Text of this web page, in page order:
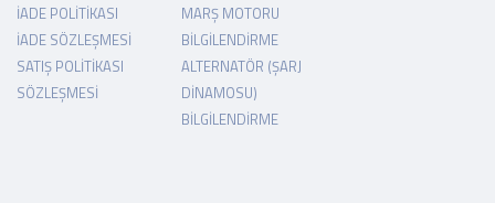
İADE POLITIKASI
İADE SÖZLEŞMESI
SATIŞ POLITIKASI
SÖZLEŞMESI
MARŞ MOTORU
BILGILENDIRME
ALTERNATÖR (ŞARJ
DINAMOSU)
BILGILENDIRME